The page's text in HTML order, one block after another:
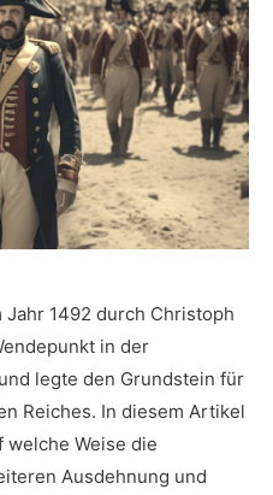
Jahr ⁣1492 durch Christoph
in der
legte den Grundstein für
Reiches. In diesem Artikel
Weise die
Ausdehnung und